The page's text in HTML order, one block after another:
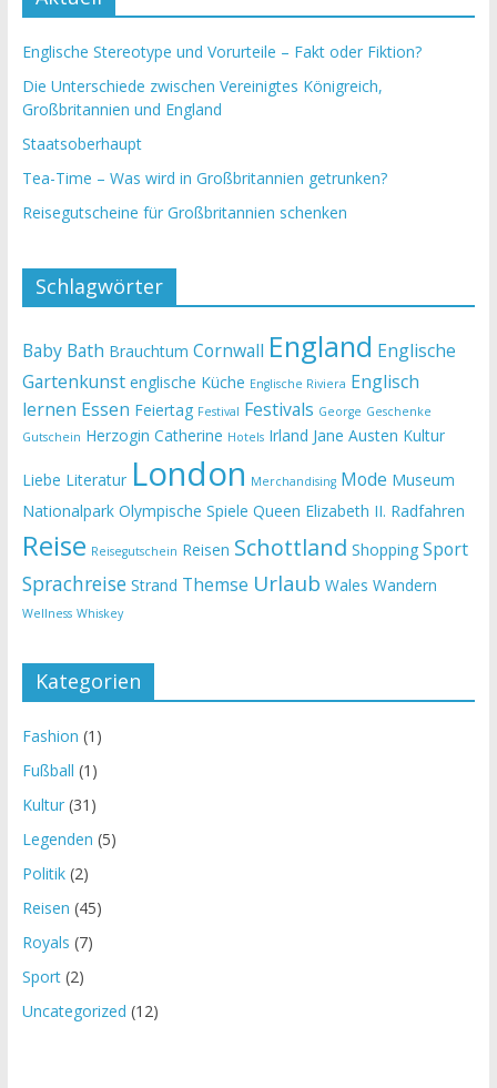
Englische Stereotype und Vorurteile – Fakt oder Fiktion?
Die Unterschiede zwischen Vereinigtes Königreich,
Großbritannien und England
Staatsoberhaupt
Tea-Time – Was wird in Großbritannien getrunken?
Reisegutscheine für Großbritannien schenken
Schlagwörter
Baby Bath Brauchtum Cornwall England Englische
Gartenkunst englische Küche Englische Riviera Englisch
lernen Essen Feiertag Festival Festivals George Geschenke
Gutschein Herzogin Catherine Hotels Irland Jane Austen Kultur
Liebe Literatur London Merchandising Mode Museum
Nationalpark Olympische Spiele Queen Elizabeth II. Radfahren
Reise Reisegutschein Reisen Schottland Shopping Sport
Sprachreise Strand Themse Urlaub Wales Wandern
Wellness Whiskey
Kategorien
Fashion (1)
Fußball (1)
Kultur(31)
Legenden (5)
Politik(2)
Reisen (45)
Royals (7)
Sport(2)
Uncategorized (12)